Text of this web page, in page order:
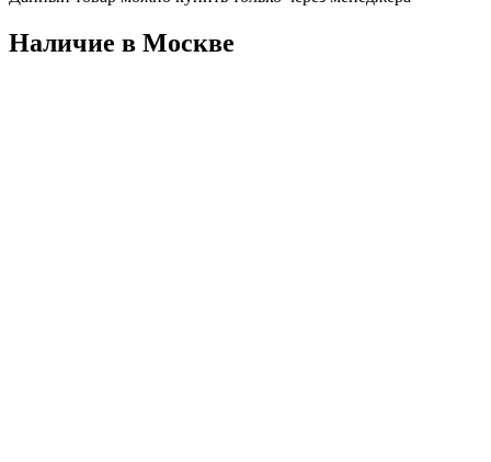
Наличие в Москвe